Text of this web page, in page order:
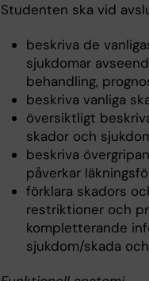
Studenten ska vid
beskriva de
sjukdomar
behandling,
beskriva vanliga
översiktligt
skador och
beskriva
påverkar
förklara skadors
restriktioner och
kompletterande
sjukdom/skada